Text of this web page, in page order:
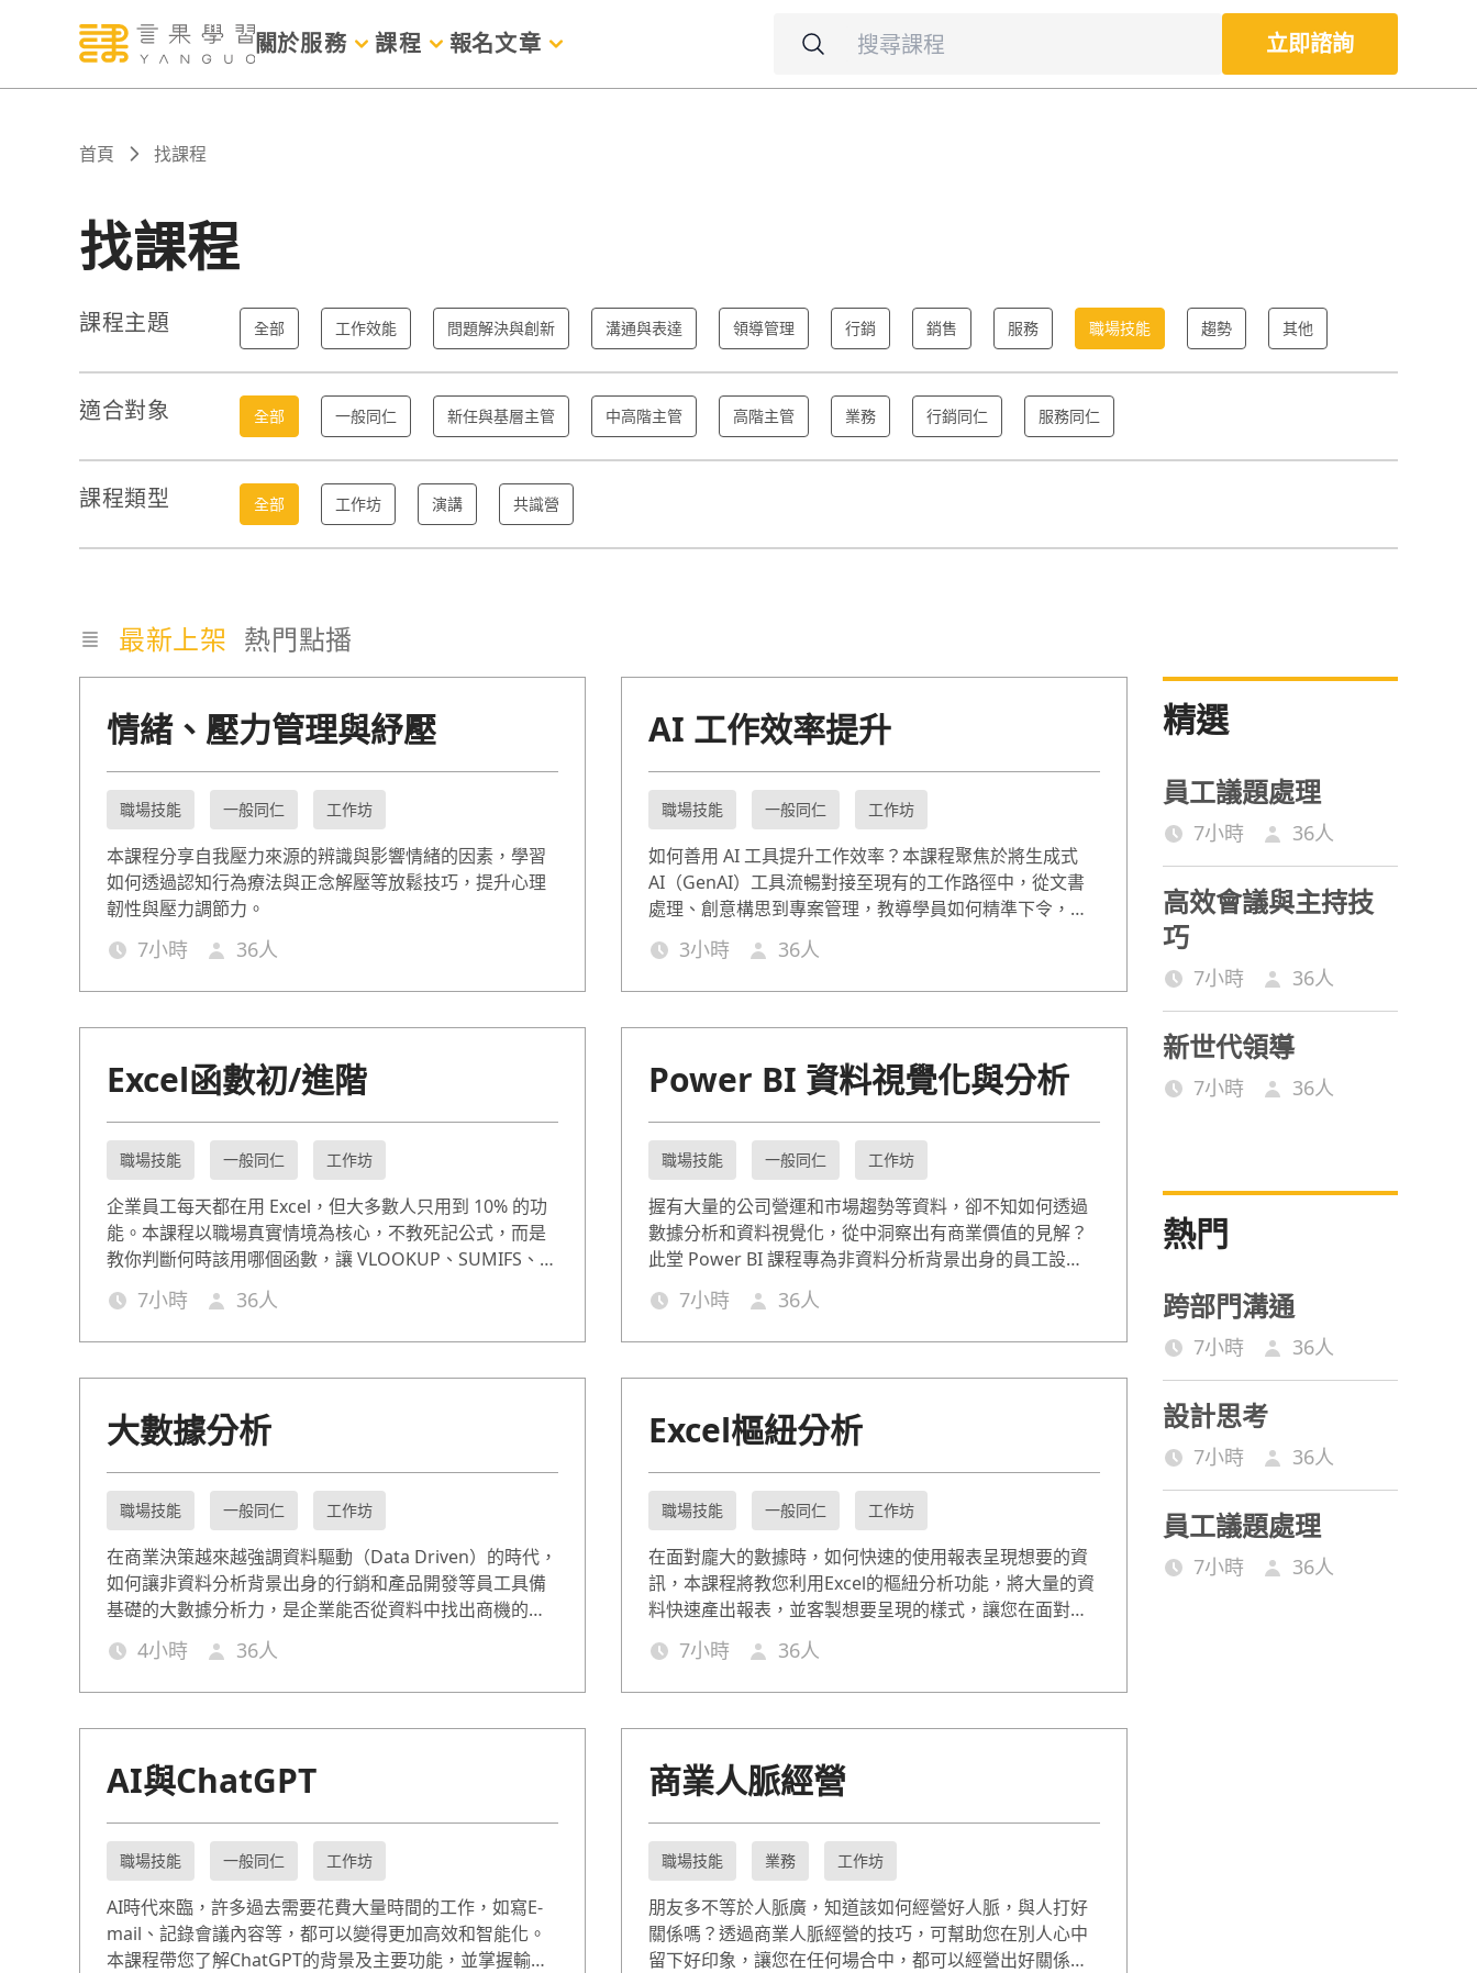
關於服務 課程 報名文章 立即諮詢
首頁 找課程
找課程
課程主題 全部 工作效能 問題解決與創新 溝通與表達 領導管理 行銷 銷售 服務 職場技能 趨勢 其他
適合對象 全部 一般同仁 新任與基層主管 中高階主管 高階主管 業務 行銷同仁 服務同仁
課程類型 全部 工作坊 演講 共識營
最新上架 熱門點播
情緒、壓力管理與紓壓
職場技能 一般同仁 工作坊
本課程分享自我壓力來源的辨識與影響情緒的因素，學習
如何透過認知行為療法與正念解壓等放鬆技巧，提升心理
韌性與壓力調節力。
7小時 36人
AI 工作效率提升
職場技能 一般同仁 工作坊
如何善用 AI 工具提升工作效率？本課程聚焦於將生成式
AI（GenAI）工具流暢對接至現有的工作路徑中，從文書
處理、創意構思到專案管理，教導學員如何精準下令，與
AI 協作，讓 AI 成為最有默契的數位同事。
3小時 36人
Excel函數初/進階
職場技能 一般同仁 工作坊
企業員工每天都在用 Excel，但大多數人只用到 10% 的功
能。本課程以職場真實情境為核心，不教死記公式，而是
教你判斷何時該用哪個函數，讓 VLOOKUP、SUMIFS、
TEXT、MID 等關鍵函數在工作中真正派上用場。課程分為
初階(7hr)與進階(7hr)，適合從完全不熟函數到有基礎但想
突破瓶頸的職場工作者，每個函數搭配企業實際案例演
7小時 36人
Power BI 資料視覺化與分析
職場技能 一般同仁 工作坊
握有大量的公司營運和市場趨勢等資料，卻不知如何透過
數據分析和資料視覺化，從中洞察出有商業價值的見解？
此堂 Power BI 課程專為非資料分析背景出身的員工設
計，內容涵蓋報表與儀表板的製作，以及 Data Analysis
Expressions（資料分析式，簡稱：DAX）教學等。讓一般
員工輕鬆入門數據分析，在工作上以資料驅動決策。
7小時 36人
大數據分析
職場技能 一般同仁 工作坊
在商業決策越來越強調資料驅動（Data Driven）的時代，
如何讓非資料分析背景出身的行銷和產品開發等員工具備
基礎的大數據分析力，是企業能否從資料中找出商機的一
大關鍵。因此本大數據分析入門課程會從頭分享如何利用
資料分析工具及模型，透過資料的清理與分析洞察出數據
背後隱含的意義。讓非技術背景的一般員工，也能快速擁
4小時 36人
Excel樞紐分析
職場技能 一般同仁 工作坊
在面對龐大的數據時，如何快速的使用報表呈現想要的資
訊，本課程將教您利用Excel的樞紐分析功能，將大量的資
料快速產出報表，並客製想要呈現的樣式，讓您在面對的
大量數據時，能夠有效的傳遞出有意義的分析。
7小時 36人
AI與ChatGPT
職場技能 一般同仁 工作坊
AI時代來臨，許多過去需要花費大量時間的工作，如寫E-
mail、記錄會議內容等，都可以變得更加高效和智能化。
本課程帶您了解ChatGPT的背景及主要功能，並掌握輸入
商業人脈經營
職場技能 業務 工作坊
朋友多不等於人脈廣，知道該如何經營好人脈，與人打好
關係嗎？透過商業人脈經營的技巧，可幫助您在別人心中
留下好印象，讓您在任何場合中，都可以經營出好關係！
精選
員工議題處理
7小時 36人
高效會議與主持技
巧
7小時 36人
新世代領導
7小時 36人
熱門
跨部門溝通
7小時 36人
設計思考
7小時 36人
員工議題處理
7小時 36人